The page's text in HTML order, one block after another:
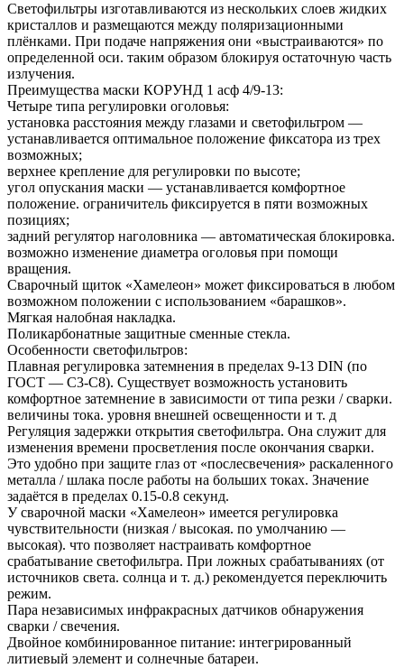
Светофильтры изготавливаются из нескольких слоев жидких
кристаллов и размещаются между поляризационными
плёнками. При подаче напряжения они «выстраиваются» по
определенной оси. таким образом блокируя остаточную часть
излучения.
Преимущества маски КОРУНД 1 асф 4/9-13:
Четыре типа регулировки оголовья:
установка расстояния между глазами и светофильтром —
устанавливается оптимальное положение фиксатора из трех
возможных;
верхнее крепление для регулировки по высоте;
угол опускания маски — устанавливается комфортное
положение. ограничитель фиксируется в пяти возможных
позициях;
задний регулятор наголовника — автоматическая блокировка.
возможно изменение диаметра оголовья при помощи
вращения.
Сварочный щиток «Хамелеон» может фиксироваться в любом
возможном положении с использованием «барашков».
Мягкая налобная накладка.
Поликарбонатные защитные сменные стекла.
Особенности светофильтров:
Плавная регулировка затемнения в пределах 9-13 DIN (по
ГОСТ — С3-С8). Существует возможность установить
комфортное затемнение в зависимости от типа резки / сварки.
величины тока. уровня внешней освещенности и т. д
Регуляция задержки открытия светофильтра. Она служит для
изменения времени просветления после окончания сварки.
Это удобно при защите глаз от «послесвечения» раскаленного
металла / шлака после работы на больших токах. Значение
задаётся в пределах 0.15-0.8 секунд.
У сварочной маски «Хамелеон» имеется регулировка
чувствительности (низкая / высокая. по умолчанию —
высокая). что позволяет настраивать комфортное
срабатывание светофильтра. При ложных срабатываниях (от
источников света. солнца и т. д.) рекомендуется переключить
режим.
Пара независимых инфракрасных датчиков обнаружения
сварки / свечения.
Двойное комбинированное питание: интегрированный
литиевый элемент и солнечные батареи.